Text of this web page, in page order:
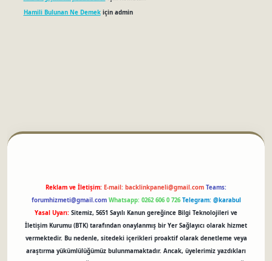
Hamili Bulunan Ne Demekiçin admin
Reklam ve İletişim: E-mail: backlinkpaneli@gmail.com Teams:
forumhizmeti@gmail.com Whatsapp: 0262 606 0 726 Telegram: @karabul
Yasal Uyarı: Sitemiz, 5651 Sayılı Kanun gereğince Bilgi Teknolojileri ve
İletişim Kurumu (BTK) tarafından onaylanmış bir Yer Sağlayıcı olarak hizmet
vermektedir. Bu nedenle, sitedeki içerikleri proaktif olarak denetleme veya
araştırma yükümlülüğümüz bulunmamaktadır. Ancak, üyelerimiz yazdıkları